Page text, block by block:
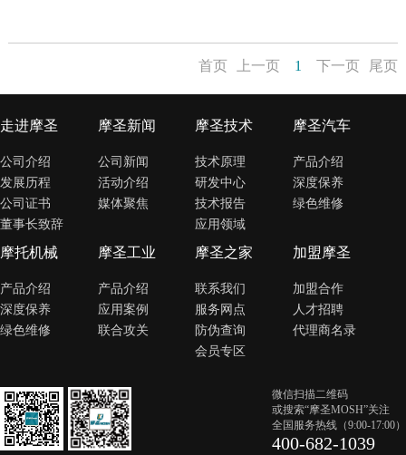
首页 上一页 1 下一页 尾页
走进摩圣
公司介绍
发展历程
公司证书
董事长致辞
摩圣新闻
公司新闻
活动介绍
媒体聚焦
摩圣技术
技术原理
研发中心
技术报告
应用领域
摩圣汽车
产品介绍
深度保养
绿色维修
摩托机械
产品介绍
深度保养
绿色维修
摩圣工业
产品介绍
应用案例
联合攻关
摩圣之家
联系我们
服务网点
防伪查询
会员专区
加盟摩圣
加盟合作
人才招聘
代理商名录
微信扫描二维码
或搜索“摩圣MOSH”关注
全国服务热线（9:00-17:00）
400-682-1039